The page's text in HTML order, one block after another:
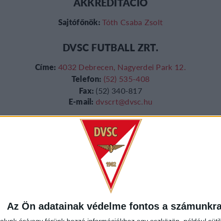
Az Ön adatainak védelme fontos a
Sajtófőnök:Tóth Csaba Zsolt
DVSC FUTBALL ZRT.
Címe: 4032 Debrecen, Nagyerdei Park 12.
Telefon: (52) 535-408
Fax: (52) 340-817
E-mail: dvscrt@dvsc.hu
TÁRHELY
Szolgáltató:CTS Informatika Kft.
Cégjegyzékszám:
09-09-002959
4029 Debrecen, Maróthy Gy. u. 5-7.
cts@cts.hu